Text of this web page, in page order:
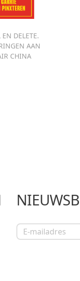
DELETE.
AAN
CHINA
E-mailadres